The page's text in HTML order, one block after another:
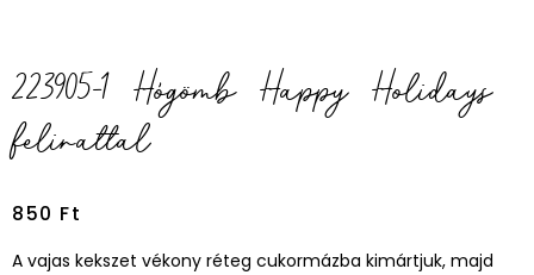
223905-1 Hógömb Happy Holidays
felirattal
850 Ft
A vajas kekszet vékony réteg cukormázba kimártjuk, majd